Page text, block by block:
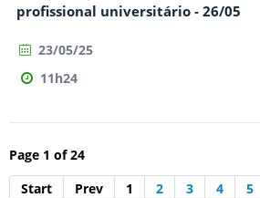
profissional universitário - 26/05
23/05/25
11h24
Page 1 of 24
Start
Prev 1 2 3 4 5